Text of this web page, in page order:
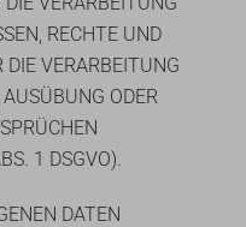
RECHTE UND
DIE VERARBEITUNG
ODER
1 DSGVO).
DATEN